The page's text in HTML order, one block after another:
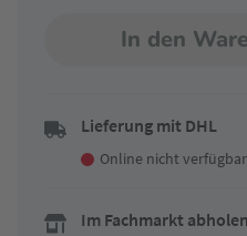
In den
Lieferung mit DHL
Online nicht verfügbar
Im Fachmarkt